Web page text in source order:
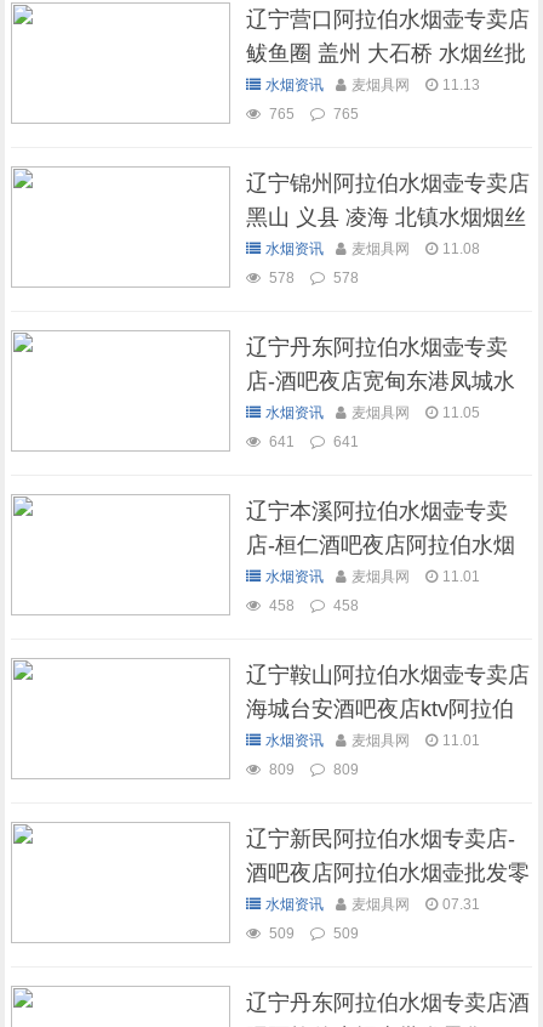
辽宁营口阿拉伯水烟壶专卖店
鲅鱼圈 盖州 大石桥 水烟丝批
发零水烟资讯 麦烟具网
11.13
765
765
辽宁锦州阿拉伯水烟壶专卖店
黑山 义县 凌海 北镇水烟烟丝
全套批
水烟资讯 麦烟具网
11.08
578
578
辽宁丹东阿拉伯水烟壶专卖
店-酒吧夜店宽甸东港凤城水
烟全套批发
水烟资讯 麦烟具网
11.05
641
641
辽宁本溪阿拉伯水烟壶专卖
店-桓仁酒吧夜店阿拉伯水烟
有售水烟资讯 麦烟具网
11.01
458
458
辽宁鞍山阿拉伯水烟壶专卖店
海城台安酒吧夜店ktv阿拉伯
水烟全部
水烟资讯 麦烟具网
11.01
809
809
辽宁新民阿拉伯水烟专卖店-
酒吧夜店阿拉伯水烟壶批发零
售水烟资讯 麦烟具网
07.31
509
509
辽宁丹东阿拉伯水烟专卖店酒